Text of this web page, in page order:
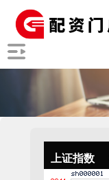
上证指数